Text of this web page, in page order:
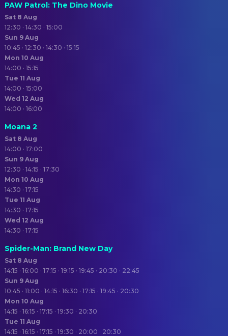
PAW Patrol: The Dino Movie
Sat 8 Aug
12:30 · 14:30 · 15:00
Sun 9 Aug
10:45 · 12:30 · 14:30 · 15:15
Mon 10 Aug
14:00 · 15:15
Tue 11 Aug
14:00 · 15:00
Wed 12 Aug
14:00 · 16:00
Moana 2
Sat 8 Aug
14:00 · 17:00
Sun 9 Aug
12:30 · 14:15 · 17:30
Mon 10 Aug
14:30 · 17:15
Tue 11 Aug
14:30 · 17:15
Wed 12 Aug
14:30 · 17:15
Spider-Man: Brand New Day
Sat 8 Aug
14:15 · 16:00 · 17:15 · 19:15 · 19:45 · 20:30 · 22:45
Sun 9 Aug
10:45 · 11:00 · 14:15 · 16:30 · 17:15 · 19:45 · 20:30
Mon 10 Aug
14:15 · 16:15 · 17:15 · 19:30 · 20:30
Tue 11 Aug
14:15 · 16:15 · 17:15 · 19:30 · 20:00 · 20:30